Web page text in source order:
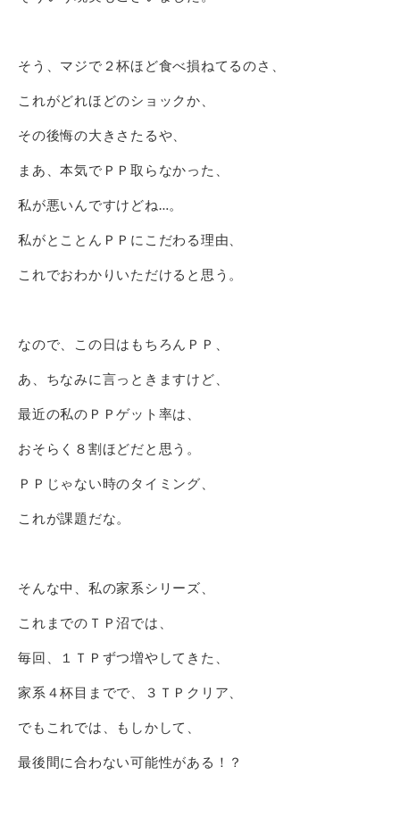
そう、マジで２杯ほど食べ損ねてるのさ、
これがどれほどのショックか、
その後悔の大きさたるや、
まあ、本気でＰＰ取らなかった、
私が悪いんですけどね…。
私がとことんＰＰにこだわる理由、
これでおわかりいただけると思う。
なので、この日はもちろんＰＰ、
あ、ちなみに言っときますけど、
最近の私のＰＰゲット率は、
おそらく８割ほどだと思う。
ＰＰじゃない時のタイミング、
これが課題だな。
そんな中、私の家系シリーズ、
これまでのＴＰ沼では、
毎回、１ＴＰずつ増やしてきた、
家系４杯目までで、３ＴＰクリア、
でもこれでは、もしかして、
最後間に合わない可能性がある！？